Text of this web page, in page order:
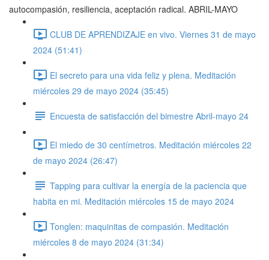
autocompasión, resiliencia, aceptación radical. ABRIL-MAYO
CLUB DE APRENDIZAJE en vivo. Viernes 31 de mayo
2024 (51:41)
El secreto para una vida feliz y plena. Meditación
miércoles 29 de mayo 2024 (35:45)
Encuesta de satisfacción del bimestre Abril-mayo 24
El miedo de 30 centímetros. Meditación miércoles 22
de mayo 2024 (26:47)
Tapping para cultivar la energía de la paciencia que
habita en mi. Meditación miércoles 15 de mayo 2024
Tonglen: maquinitas de compasión. Meditación
miércoles 8 de mayo 2024 (31:34)